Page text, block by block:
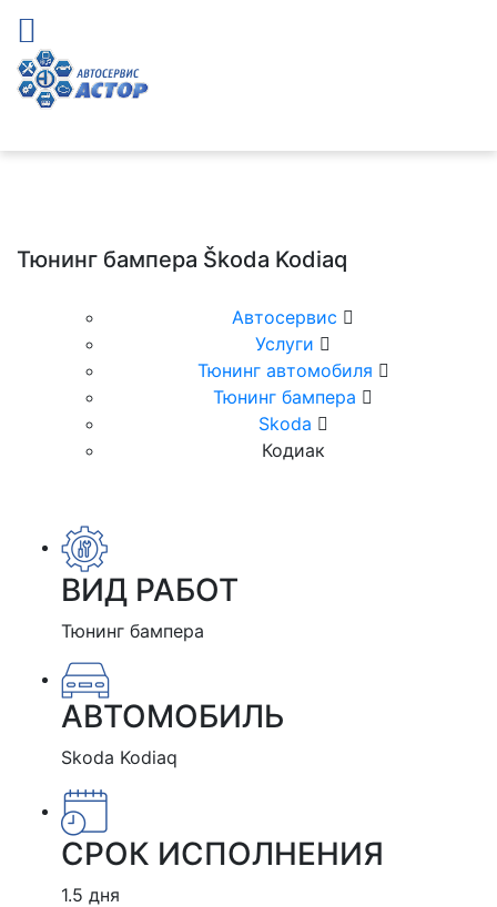
Тюнинг бампера Škoda Kodiaq
Автосервис
Услуги
Тюнинг автомобиля
Тюнинг бампера
Skoda
Кодиак
ВИД РАБОТ
Тюнинг бампера
АВТОМОБИЛЬ
Skoda Kodiaq
СРОК ИСПОЛНЕНИЯ
1.5 дня